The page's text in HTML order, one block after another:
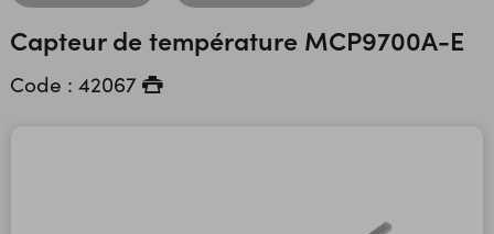
Capteur de température MCP9700A-E
Code : 42067